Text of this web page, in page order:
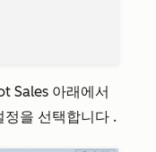
Sales 아래에서
정을 선택합니다 .